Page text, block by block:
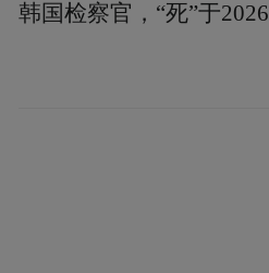
韩国检察官，“死”于2026